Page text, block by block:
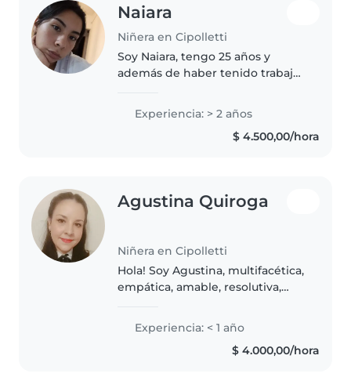
Naiara
Niñera en Cipolletti
Soy Naiara, tengo 25 años y
además de haber tenido trabajos
que amo muchísimo. Al trabajar
con niñxs siempre pienso en
cuidarlos y pasar tiempo con..
Experiencia: > 2 años
$ 4.500,00/hora
Agustina Quiroga
Niñera en Cipolletti
Hola! Soy Agustina, multifacética,
empática, amable, resolutiva,
experiencia en el cuidado de
niños, trabajé en jardín
Experiencia: < 1 año
$ 4.000,00/hora